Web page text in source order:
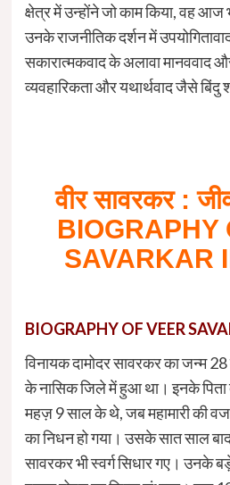
क्षेत्र में उन्होंने जो काम किया, वह आज
उनके राजनीतिक दर्शन में
सकारात्मकवाद के अलावा मानववाद
व्यवहारिकता और यथार्थवाद जैसे बिंदु
वीर सावरकर :
BIOGRAPHY
SAVARKAR
BIOGRAPHY OF VEER
विनायक दामोदर सावरकर का जन्म
के नासिक जिले में हुआ था। इनके पिता
महज़ 9 साल के थे, जब महामारी की
का निधन हो गया। उसके सात साल
सावरकर भी स्वर्ग सिधार गए। उनके